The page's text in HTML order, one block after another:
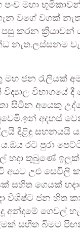
පංච මහා
වගේ වගක්
කරන ක්‍රියාවන්‍
නැත.ලස්සනම
ජන රැලියක්
විභාගයේ
සිටින අයෙකු
අදහස්
දිළිඳු සහනයයි
ය.ඔය රට පුරා
හදා තුබුණේ
අයට උළු සෙවිලි
සහිත ගෙයක්
විශිෂ්ට ජන හිත
අන්දමේ ගෙවල්
සහිත බිමට